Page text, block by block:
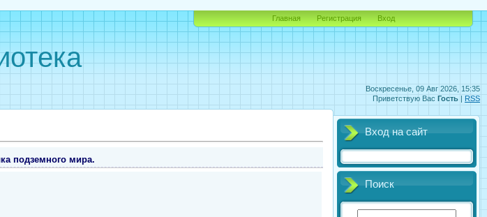
Воскресенье, 09 Авг 2026, 15:35
Приветствую Вас Гость | RSS
Главная Регистрация Вход
подземного мира.
Вход на сайт
Поиск